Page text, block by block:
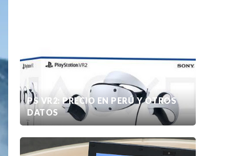
PS VR2: PRECIO EN PERÚ Y OTROS
DATOS